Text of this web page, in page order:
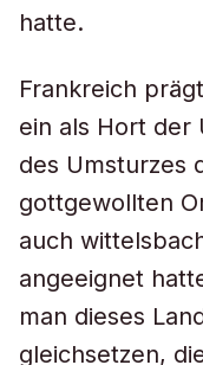
hatte.
Frankreich
ein als Hort der
des Umsturzes
gottgewollten
auch
angeeignet
man dieses
gleichsetzen,